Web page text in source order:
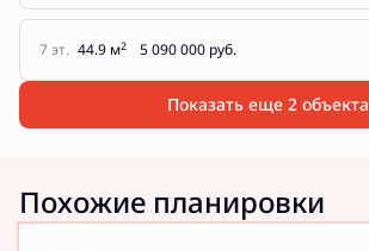
7 эт. 44.9 м2 5 090 000 руб.
Показать еще 2 объектa
Похожие планировки